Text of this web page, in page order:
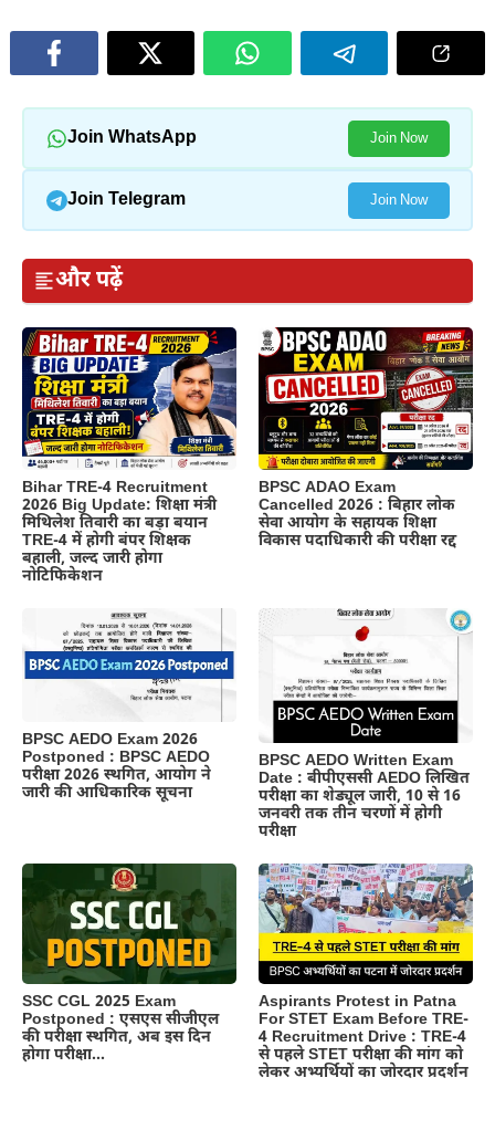
Join WhatsApp Join Now
Join Telegram Join Now
और पढ़ें
Bihar TRE-4 Recruitment
2026 Big Update: शिक्षा मंत्री
मिथिलेश तिवारी का बड़ा बयान
TRE-4 में होगी बंपर शिक्षक
बहाली, जल्द जारी होगा
नोटिफिकेशन
BPSC ADAO Exam
Cancelled 2026 : बिहार लोक
सेवा आयोग के सहायक शिक्षा
विकास पदाधिकारी की परीक्षा रद्द
BPSC AEDO Exam 2026
Postponed : BPSC AEDO
परीक्षा 2026 स्थगित, आयोग ने
जारी की आधिकारिक सूचना
BPSC AEDO Written Exam
Date : बीपीएससी AEDO लिखित
परीक्षा का शेड्यूल जारी, 10 से 16
जनवरी तक तीन चरणों में होगी
परीक्षा
SSC CGL 2025 Exam
Postponed : एसएस सीजीएल
की परीक्षा स्थगित, अब इस दिन
होगा परीक्षा…
Aspirants Protest in Patna
For STET Exam Before TRE-
4 Recruitment Drive : TRE-4
से पहले STET परीक्षा की मांग को
लेकर अभ्यर्थियों का जोरदार प्रदर्शन